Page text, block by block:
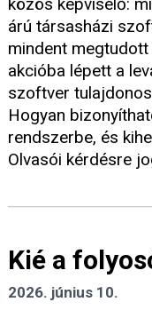
árú társasházi
mindent
akcióba lépett a
szoftver
Hogyan
rendszerbe, és
Olvasói kérdésre
Kié a
2026. június 10.